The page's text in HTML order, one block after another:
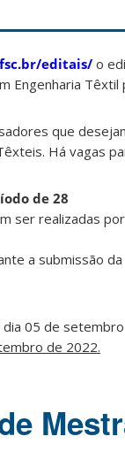
editais/ o
Engenharia Têxtil
que
Há vagas
de 28
ser realizadas por
a submissão da
05 de setembro
de 2022.